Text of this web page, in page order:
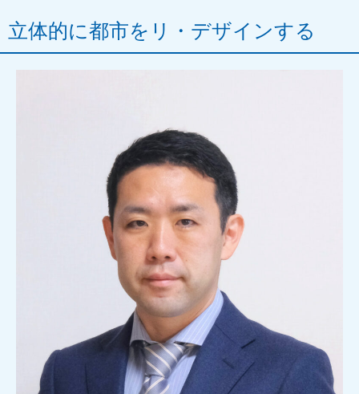
立体的に都市をリ・デザインする